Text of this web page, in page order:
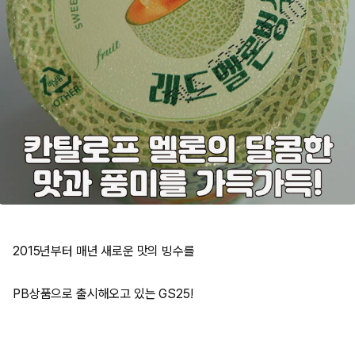
2015년부터 매년 새로운 맛의 빙수를
PB상품으로 출시해오고 있는 GS25!